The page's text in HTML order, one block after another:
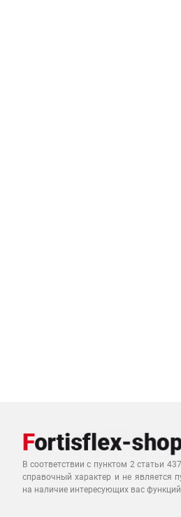
В соответствии с пунктом 2 статьи
справочный характер и не является
на наличие интересующих вас функций